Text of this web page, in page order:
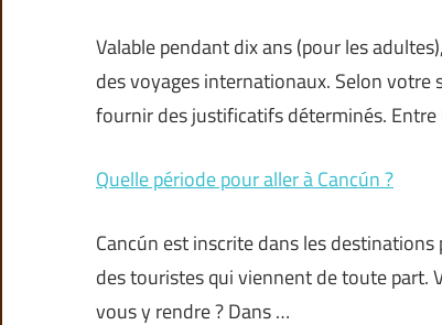
Valable pendant dix ans (pour les
des voyages internationaux. Selon
fournir des justificatifs déterminés.
Quelle période pour aller à Cancún ?
Cancún est inscrite dans les destinations
des touristes qui viennent de toute part.
vous y rendre ? Dans …